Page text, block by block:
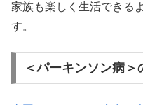
家族も楽しく生活できる
す。
＜パーキンソン病＞